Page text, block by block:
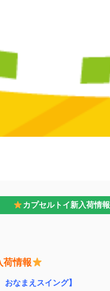
カプセルトイ新入荷情報
荷情報
なまえスイング】